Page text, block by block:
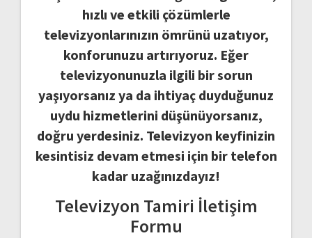
hızlı ve etkili çözümlerle
televizyonlarınızın ömrünü uzatıyor,
konforunuzu artırıyoruz. Eğer
televizyonunuzla ilgili bir sorun
yaşıyorsanız ya da ihtiyaç duyduğunuz
uydu hizmetlerini düşünüyorsanız,
doğru yerdesiniz. Televizyon keyfinizin
kesintisiz devam etmesi için bir telefon
kadar uzağınızdayız!
Televizyon Tamiri İletişim
Formu